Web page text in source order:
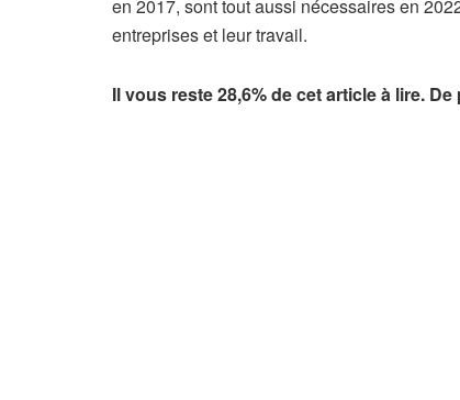
é
s
r
en 2017, sont tout aussi nécessaires en
entreprises et leur travail.
Il vous reste 28,6% de cet article à lire.